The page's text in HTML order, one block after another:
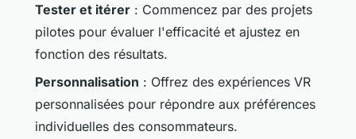
Tester et itérer : Commencez par des projets
pilotes pour évaluer l'efficacité et ajustez en
fonction des résultats.
Personnalisation : Offrez des expériences VR
personnalisées pour répondre aux préférences
individuelles des consommateurs.